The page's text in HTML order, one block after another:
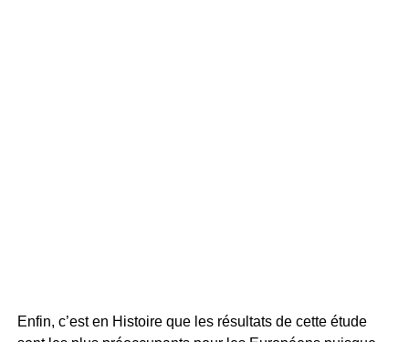
Enfin, c’est en Histoire que les résultats de cette étude